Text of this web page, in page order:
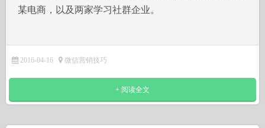
某电商，以及两家学习社群企业。
2016-04-16 微信营销技巧
+ 阅读全文